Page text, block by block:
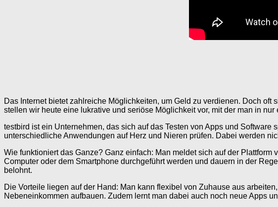
Das Internet bietet zahlreiche Möglichkeiten, um Geld zu verdienen. Doch
stellen wir heute eine lukrative und seriöse Möglichkeit vor, mit der man in
testbird ist ein Unternehmen, das sich auf das Testen von Apps und
unterschiedliche Anwendungen auf Herz und Nieren prüfen. Dabei werden
Wie funktioniert das Ganze? Ganz einfach: Man meldet sich auf der
Computer oder dem Smartphone durchgeführt werden und dauern in der
belohnt.
Die Vorteile liegen auf der Hand: Man kann flexibel von Zuhause aus
Nebeneinkommen aufbauen. Zudem lernt man dabei auch noch neue Apps